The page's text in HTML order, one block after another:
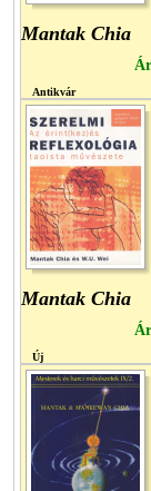
Mantak Chia
Antikvár
Mantak Chia
Új